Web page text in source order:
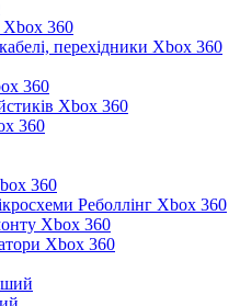
360
перехідники Xbox 360
360
Xbox 360
360
360
Реболлінг Xbox 360
Xbox 360
Xbox 360